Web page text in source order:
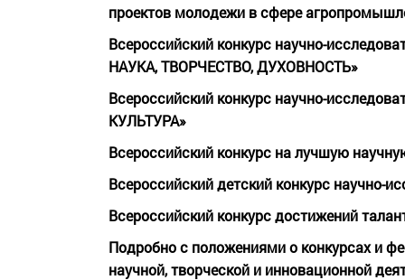
проектов молодежи в сфере
Всероссийский конкурс научно-
НАУКА, ТВОРЧЕСТВО, ДУХОВНОСТЬ»
Всероссийский конкурс научно-
КУЛЬТУРА»
Всероссийский конкурс на лучшую
Всероссийский детский конкурс научно-
Всероссийский конкурс достижений
Подробно с положениями о конкурсах и
научной, творческой и инновационной